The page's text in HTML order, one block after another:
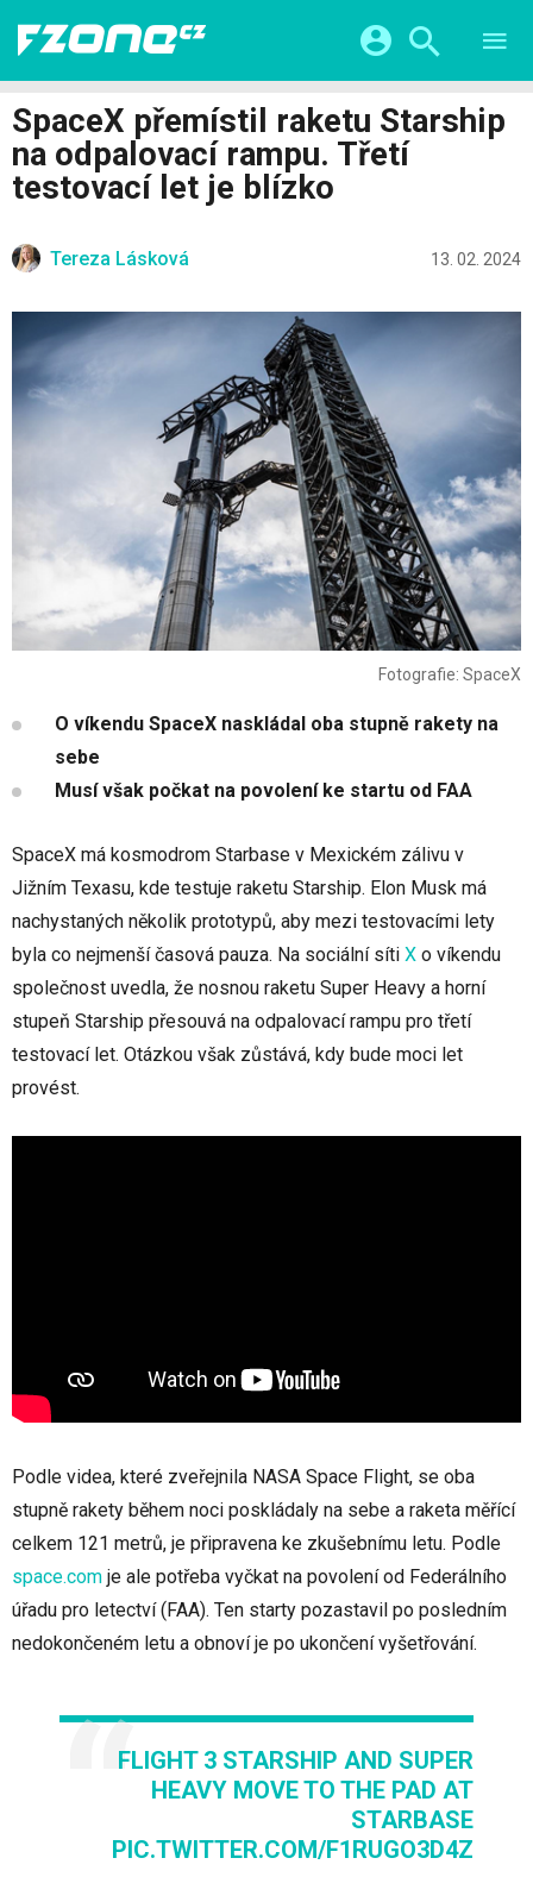
VIDEA
SERIÁLY
CHYTRÁ MĚSTA
ŽIVOT BUDOUCNOSTI
HRY A ZÁBAVA
Facebook Google
SpaceX přemístil raketu Starship
na odpalovací rampu. Třetí
testovací let je blízko
Tereza Lásková 13. 02. 2024
Fotografie: SpaceX
O víkendu SpaceX naskládal oba stupně rakety na
sebe
Musí však počkat na povolení ke startu od FAA
SpaceX má kosmodrom Starbase v Mexickém zálivu v
Jižním Texasu, kde testuje raketu Starship. Elon Musk má
nachystaných několik prototypů, aby mezi testovacími lety
byla co nejmenší časová pauza. Na sociální síti X o víkendu
společnost uvedla, že nosnou raketu Super Heavy a horní
stupeň Starship přesouvá na odpalovací rampu pro třetí
testovací let. Otázkou však zůstává, kdy bude moci let
provést.
Podle videa, které zveřejnila NASA Space Flight, se oba
stupně rakety během noci poskládaly na sebe a raketa měřící
celkem 121 metrů, je připravena ke zkušebnímu letu. Podle
space.com je ale potřeba vyčkat na povolení od Federálního
úřadu pro letectví (FAA). Ten starty pozastavil po posledním
nedokončeném letu a obnoví je po ukončení vyšetřování.
FLIGHT 3 STARSHIP AND SUPER
HEAVY MOVE TO THE PAD AT
STARBASE
PIC.TWITTER.COM/F1RUGO3D4Z